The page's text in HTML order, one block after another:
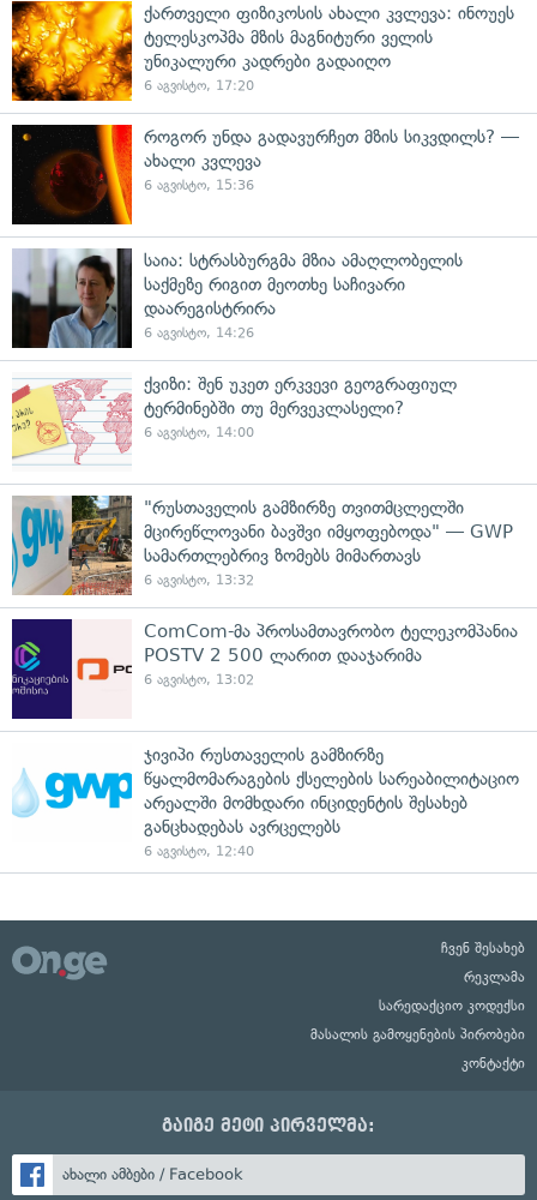
ქართველი ფიზიკოსის ახალი კვლევა: ინოუეს
ტელესკოპმა მზის მაგნიტური ველის
უნიკალური კადრები გადაიღო
6 აგვისტო, 17:20
როგორ უნდა გადავურჩეთ მზის სიკვდილს? —
ახალი კვლევა
6 აგვისტო, 15:36
საია: სტრასბურგმა მზია ამაღლობელის
საქმეზე რიგით მეოთხე საჩივარი
დაარეგისტრირა
6 აგვისტო, 14:26
ქვიზი: შენ უკეთ ერკვევი გეოგრაფიულ
ტერმინებში თუ მერვეკლასელი?
6 აგვისტო, 14:00
"რუსთაველის გამზირზე თვითმცლელში
მცირეწლოვანი ბავშვი იმყოფებოდა" — GWP
სამართლებრივ ზომებს მიმართავს
6 აგვისტო, 13:32
ComCom-მა პროსამთავრობო ტელეკომპანია
POSTV 2 500 ლარით დააჯარიმა
6 აგვისტო, 13:02
ჯივიპი რუსთაველის გამზირზე
წყალმომარაგების ქსელების სარეაბილიტაციო
არეალში მომხდარი ინციდენტის შესახებ
განცხადებას ავრცელებს
6 აგვისტო, 12:40
ჩვენ შესახებ
რეკლამა
სარედაქციო კოდექსი
მასალის გამოყენების პირობები
კონტაქტი
გაიგე მეტი პირველმა:
ახალი ამბები / Facebook